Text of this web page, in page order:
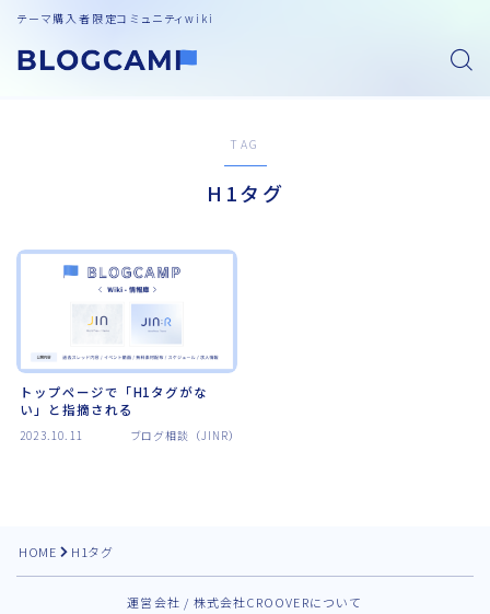
テーマ購入者限定コミュニティwiki
TAG
H1タグ
トップページで「H1タグがな
い」と指摘される
2023.10.11 ブログ相談（JINR）
HOME H1タグ
運営会社 / 株式会社CROOVERについて